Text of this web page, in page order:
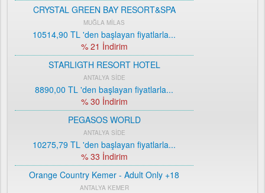
CRYSTAL GREEN BAY RESORT&SPA
MUĞLA MİLAS
10514,90 TL 'den başlayan fiyatlarla...
% 21 İndirim
STARLIGTH RESORT HOTEL
ANTALYA SİDE
8890,00 TL 'den başlayan fiyatlarla...
% 30 İndirim
PEGASOS WORLD
ANTALYA SİDE
10275,79 TL 'den başlayan fiyatlarla...
% 33 İndirim
Orange Country Kemer - Adult Only +18
ANTALYA KEMER